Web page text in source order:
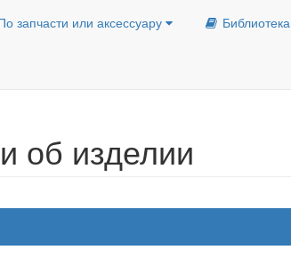
запчасти или аксессуару Библиотека
об изделии